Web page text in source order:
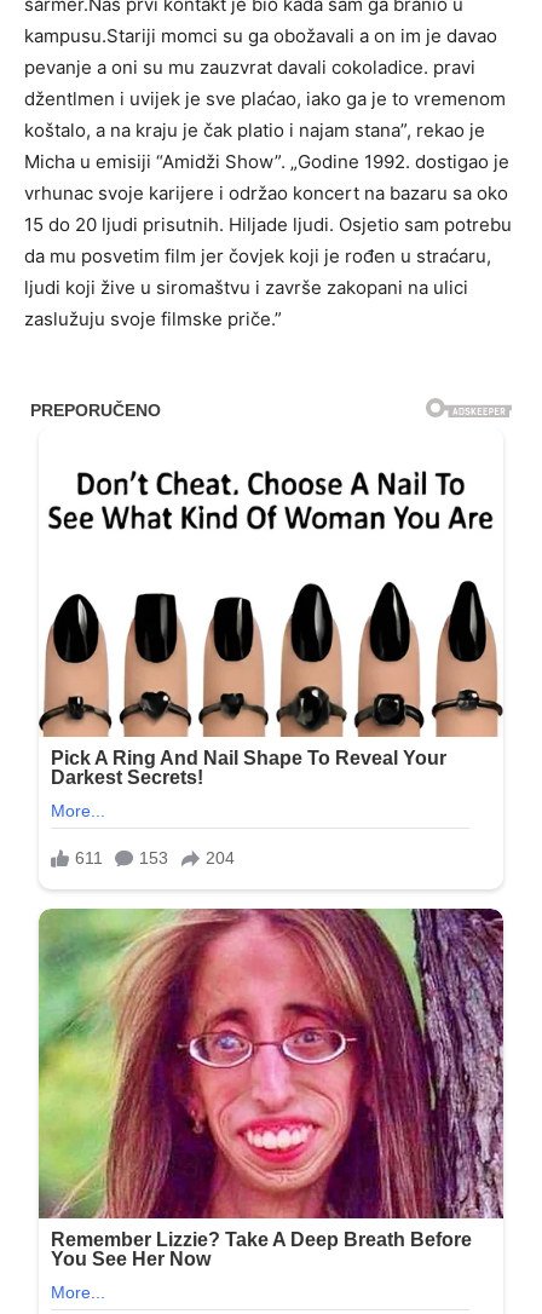
kampusu.Stariji momci su ga obožavali a on im je davao
pevanje a oni su mu zauzvrat davali cokoladice. pravi
džentlmen i uvijek je sve plaćao, iako ga je to vremenom
koštalo, a na kraju je čak platio i najam stana”, rekao je
Micha u emisiji “Amidži Show”. „Godine 1992. dostigao je
vrhunac svoje karijere i održao koncert na bazaru sa oko
15 do 20 ljudi prisutnih. Hiljade ljudi. Osjetio sam potrebu
da mu posvetim film jer čovjek koji je rođen u straćaru,
ljudi koji žive u siromaštvu i završe zakopani na ulici
zaslužuju svoje filmske priče.”